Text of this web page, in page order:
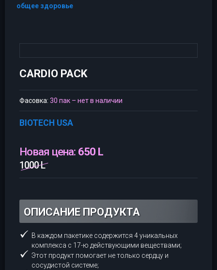
общее здоровье
CARDIO PACK
Фасовка: 30 пак – нет в наличии
BIOTECH USA
Новая цена: 650 L
1000 L
ОПИСАНИЕ ПРОДУКТА
В каждом пакетике содержится 4 уникальных
комплекса с 17-ю действующими веществами;
Этот продукт помогает не только сердцу и
сосудистой системе;